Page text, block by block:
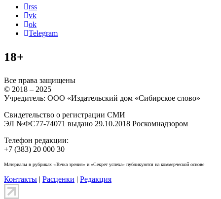
rss
vk
ok
Telegram
18+
Все права защищены
© 2018 – 2025
Учредитель: ООО «Издательский дом «Сибирское слово»
Свидетельство о регистрации СМИ
ЭЛ №ФС77-74071 выдано 29.10.2018 Роскомнадзором
Телефон редакции:
+7 (383) 20 000 30
Материалы в рубриках «Точка зрения» и «Секрет успеха» публикуются на коммерческой основе
Контакты | Расценки | Редакция